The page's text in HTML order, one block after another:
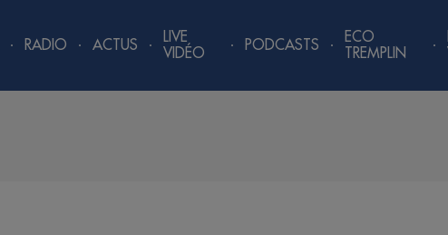
RADIO ACTUS
LIVE
VIDÉO
PODCASTS
ECO
TREMPLIN